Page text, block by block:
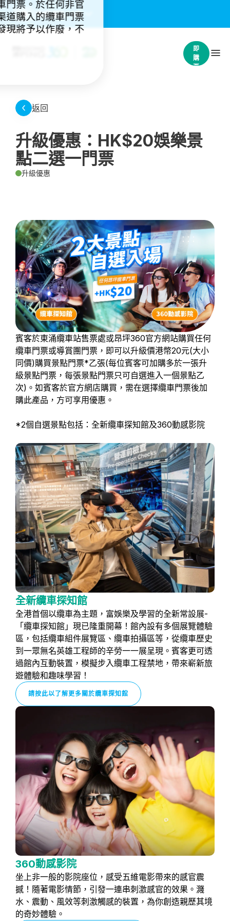
重要通知：(4)
立
即
購
票
門票。於任何非官
道購入的纜車門票
現將予以作廢，不
返回
升級優惠：HK$20娛樂景
點二選一門票
升級優惠
賓客於東涌纜車站售票處或昂坪360官方網站購買任何
纜車門票或導賞團門票，即可以升級價港幣20元(大小
同價)購買景點門票*乙張(每位賓客可加購多於一張升
級景點門票，每張景點門票只可自選進入一個景點乙
次)。如賓客於官方網店購買，需在選擇纜車門票後加
購此產品，方可享用優惠。
*2個自選景點包括：全新纜車探知館及360動感影院
全新纜車探知館
全港首個以纜車為主題，富娛樂及學習的全新常設展-
「纜車探知館」現已隆重開幕！館內設有多個展覽體驗
區，包括纜車組件展覽區、纜車拍攝區等，從纜車歷史
到一眾無名英雄工程師的辛勞一一展呈現。賓客更可透
過館內互動裝置，模擬步入纜車工程禁地，帶來嶄新旅
遊體驗和趣味學習！
請按此以了解更多關於纜車探知館
360動感影院
坐上非一般的影院座位，感受五維電影帶來的感官震
撼！隨著電影情節，引發一連串刺激感官的效果。濺
水、震動、風效等刺激觸感的裝置，為你創造親歷其境
的奇妙體驗。